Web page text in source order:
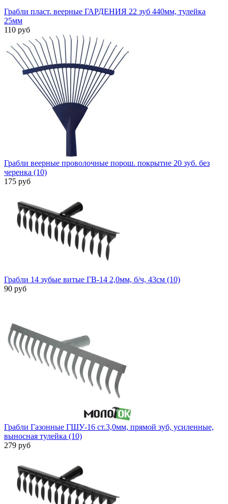
Грабли пласт. веерные ГАРДЕНИЯ 22 зуб 440мм, тулейка
25мм
110 руб
Грабли веерные проволочные порош. покрытие 20 зуб. без
черенка (10)
175 руб
Грабли 14 зубые витые ГВ-14 2,0мм, б/ч, 43см (10)
90 руб
Грабли Газонные ГШУ-16 ст.3,0мм, прямой зуб, усиленные,
выносная тулейка (10)
279 руб